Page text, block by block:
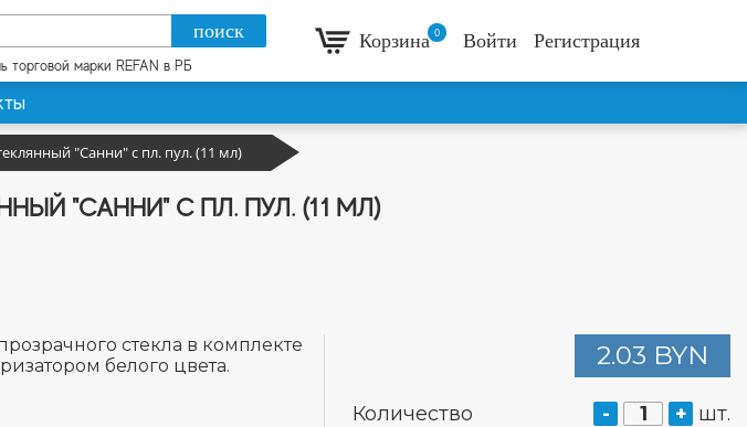
торговой марки REFAN в РБ
Корзина 0 Войти Регистрация
"Санни" с пл. пул. (11 мл)
"САННИ" С ПЛ. ПУЛ. (11 МЛ)
стекла в комплекте
белого цвета.
2.03 BYN
Количество - + шт.